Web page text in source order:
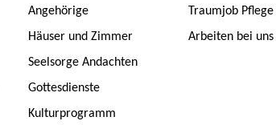
Angehörige
Häuser und Zimmer
Seelsorge Andachten
Gottesdienste
Kulturprogramm
Traumjob Pflege
Arbeiten bei uns